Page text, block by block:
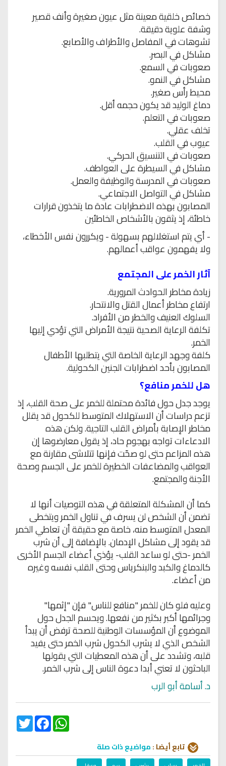
خصائص خلقية معينة مثل عيون صغيرة وأنف قصير
وشفة علوية دقيقة.
تشوهات في المفاصل والأطراف والأصابع.
مشاكل في البصر.
صعوبات في السمع.
مشاكل في النمو.
محيط رأس صغير.
دماغ الوليد قد يكون حجمه أقل.
صعوبات في التعلم.
تخلف عقلي.
عيوب في القلب.
صعوبات في التنسيق الحركي.
مشاكل في السيطرة على العواطف.
صعوبات في المدرسة والوظيفة والعمل.
مشاكل في التواصل الاجتماعي.
المصابون بهذه الاضطرابات عادة ما يتخذون قرارات
خاطئة، إذ يثقون بالأشخاص الخاطئين
- أي يتم استغلالهم بسهولة - ويكررون نفس الأخطاء،
ولا يفهمون عواقب أعمالهم.
آثار الخمر على المجتمع
زيادة مخاطر الحوادث المرورية.
ارتفاع مخاطر أعمال القتل والانتحار.
السلوك العنيف والخطر من الأفراد.
تكلفة الرعاية الصحية نتيجة الأمراض التي تؤدي إليها
الخمر.
كلفة وجهد الرعاية الخاصة التي يتطلبها الأطفال
المصابون بأحد اضطرابات الجنين الكحولية.
هل للخمر منافع؟
يوجد جدل حول فائدة محتملة للخمر على صحة القلب، إذ
تزعم دراسات أن الاستهلاك المتوسط للكحول قد يقلل
مخاطر الإصابة بأمراض القلب التاجية. ولكن هذه
الادعاءات تواجه بهجوم حاد، إذ يقول معارضوها إن
هذه المزاعم حتى لو صحّت فإنها تتلاشى مقارنة مع
العواقب والمضاعفات الخطيرة للخمر على الجسم وصحة
الأجنة والمجتمع.
كما أن المشكلة المتعلقة في هذه التوصيات أنها لا
تضمن أن الشخص لن يسرف في تناول الخمر ويتخطى
المعدل المتوسط منه، خاصة مع حقيقة أن تعاطي الخمر
قد يقود إلى مشاكل الإدمان. بالإضافة إلى أن شرب
الخمر -حتى لو ساعد القلب- يؤذي أعضاء الجسم الأخرى
كالدماغ والكبد والبنكرياس وحتى القلب نفسه وغيره
من أعضاء.
وعليه فلو كان للخمر "منافع للناس" فإن "إثمها"
وجرائمها أكبر بكثير من نفعها. ويحسم الجدل حول
الموضوع أن المؤسسات الوطنية للصحة ترفض أن يبدأ
الشخص الذي لا يشرب الكحول شرب الخمر حتى يفيد
قلبه، وتشدد على أن هذه المعطيات التي يقولها
الباحثون لا تعني أبدا دعوة الناس إلى شرب الخمر.
د. أسامة أبو الرب
Twitter
FacebookWhatsApp
تابع أيضا :مواضيع ذات صلة